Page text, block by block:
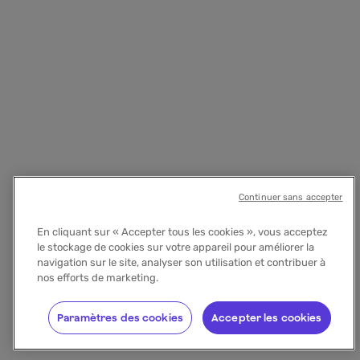
En cliquant sur « Accepter tous les cookies », vous acceptez
le stockage de cookies sur votre appareil pour améliorer la
navigation sur le site, analyser son utilisation et contribuer à
nos efforts de marketing.
Accepter les cookies
Paramètres des cookies
Continuer sans accepter